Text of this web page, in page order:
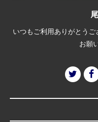
いつもご利用ありがとうご
お願